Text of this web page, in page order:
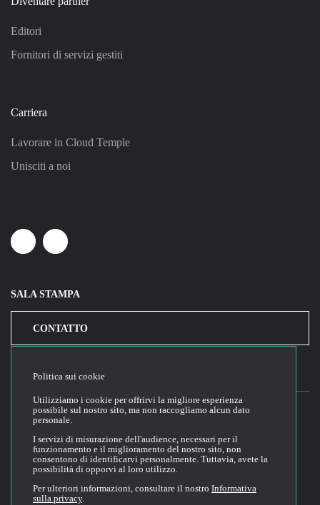
Editori
Fornitori di servizi gestiti
Carriera
Lavorare in Cloud Temple
Unisciti a noi
LinkedinYoutube
SALA STAMPA
CONTATTO
Condizioni generali di utilizzo del sito web
Politica di riservatezza
Politica dei cookie
Politica sui cookie
Utilizziamo i cookie per offrirvi la migliore esperienza
possibile sul nostro sito, ma non raccogliamo alcun dato
personale.
I servizi di misurazione dell'audience, necessari per il
funzionamento e il miglioramento del nostro sito, non
consentono di identificarvi personalmente. Tuttavia, avete la
possibilità di opporvi al loro utilizzo.
Per ulteriori informazioni, consultare il nostro Informativa
sulla privacy.